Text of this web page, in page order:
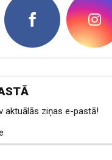
aktuālās ziņas e-pastā!